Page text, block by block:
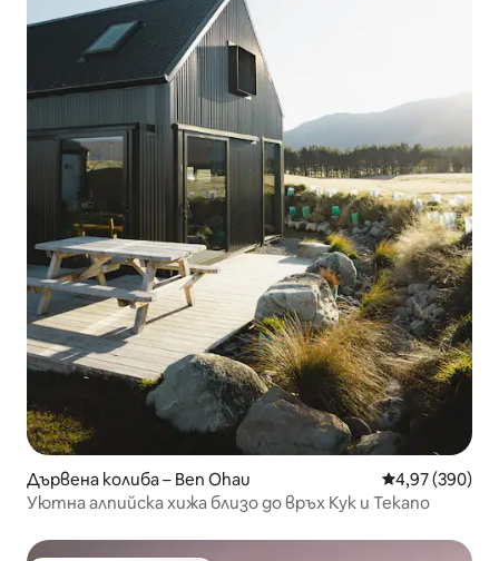
Дървена колиба – Ben Ohau Средна
4,97 (390)
Уютна алпийска хижа близо до връх Кук и Текапо